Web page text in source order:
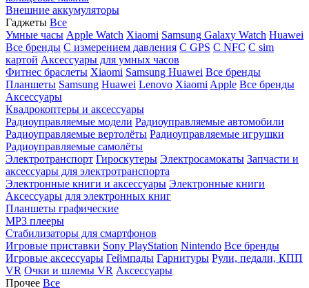
Внешние аккумуляторы
Гаджеты Все
Умные часы Apple Watch Xiaomi Samsung Galaxy Watch Huawei
Все бренды C измерением давления C GPS C NFC C sim
картой Аксессуары для умных часов
Фитнес браслеты Xiaomi Samsung Huawei Все бренды
Планшеты Samsung Huawei Lenovo Xiaomi Apple Все бренды
Аксессуары
Квадрокоптеры и аксессуары
Радиоуправляемые модели Радиоуправляемые автомобили
Радиоуправляемые вертолёты Радиоуправляемые игрушки
Радиоуправляемые самолёты
Электротранспорт Гироскутеры Электросамокаты Запчасти и
аксессуары для электротранспорта
Электронные книги и аксессуары Электронные книги
Аксессуары для электронных книг
Планшеты графические
MP3 плееры
Стабилизаторы для смартфонов
Игровые приставки Sony PlayStation Nintendo Все бренды
Игровые аксессуары Геймпады Гарнитуры Рули, педали, КПП
VR Очки и шлемы VR Аксессуары
Прочее Все